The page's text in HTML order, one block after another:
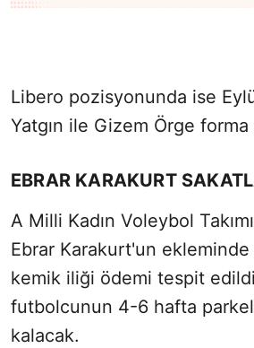
Libero pozisyonunda ise
Yatgın ile Gizem Örge
EBRAR KARAKURT
A Milli Kadın Voleybol
Ebrar Karakurt'un ekleminde
kemik iliği ödemi tespit
futbolcunun 4-6 hafta
kalacak.